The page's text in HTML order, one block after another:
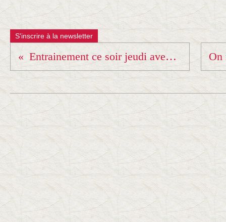
S'inscrire à la newsletter
Entrainement ce soir jeudi avec Lucile ! Sur instagram